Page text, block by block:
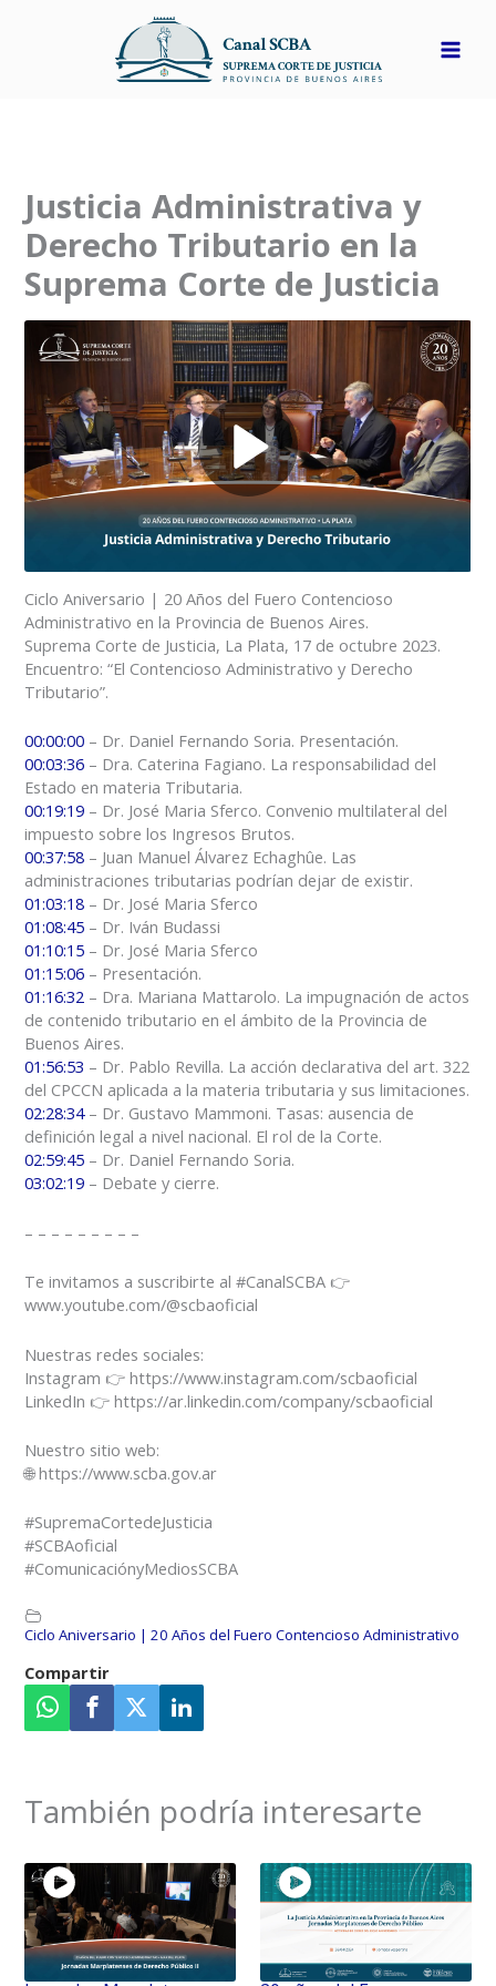
Justicia Administrativa y
Derecho Tributario en la
Suprema Corte de Justicia
Ciclo Aniversario | 20 Años del Fuero Contencioso
Administrativo en la Provincia de Buenos Aires.
Suprema Corte de Justicia, La Plata, 17 de octubre 2023.
Encuentro: “El Contencioso Administrativo y Derecho
Tributario”.
00:00:00 – Dr. Daniel Fernando Soria. Presentación.
00:03:36 – Dra. Caterina Fagiano. La responsabilidad del
Estado en materia Tributaria.
00:19:19 – Dr. José Maria Sferco. Convenio multilateral del
impuesto sobre los Ingresos Brutos.
00:37:58 – Juan Manuel Álvarez Echaghûe. Las
administraciones tributarias podrían dejar de existir.
01:03:18 – Dr. José Maria Sferco
01:08:45 – Dr. Iván Budassi
01:10:15 – Dr. José Maria Sferco
01:15:06 – Presentación.
01:16:32 – Dra. Mariana Mattarolo. La impugnación de actos
de contenido tributario en el ámbito de la Provincia de
Buenos Aires.
01:56:53 – Dr. Pablo Revilla. La acción declarativa del art. 322
del CPCCN aplicada a la materia tributaria y sus limitaciones.
02:28:34– Dr. Gustavo Mammoni. Tasas: ausencia de
definición legal a nivel nacional. El rol de la Corte.
02:59:45 – Dr. Daniel Fernando Soria.
03:02:19 – Debate y cierre.
– – – – – – – – –
Te invitamos a suscribirte al #CanalSCBA 👉
www.youtube.com/@scbaoficial
Nuestras redes sociales:
Instagram 👉 https://www.instagram.com/scbaoficial
LinkedIn 👉 https://ar.linkedin.com/company/scbaoficial
Nuestro sitio web:
🌐 https://www.scba.gov.ar
#SupremaCortedeJusticia
#SCBAoficial
#ComunicaciónyMediosSCBA
Ciclo Aniversario | 20 Años del Fuero Contencioso Administrativo